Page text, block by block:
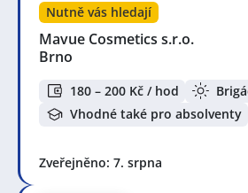
Nutně vás hledají
Mavue Cosmetics s.r.o.
Brno
180 – 200 Kč / hod
Vhodné také pro absolventy
Zveřejněno: 7. srpna